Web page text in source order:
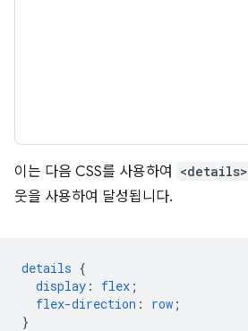
이는 다음 CSS를 사용하여 <details>
웃을 사용하여 달성됩니다.
details {
display : flex ;
flex-direction : row ;
}